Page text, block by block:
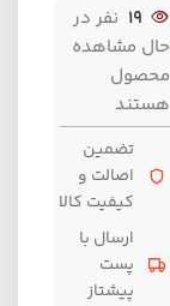
19 نفر در
حال مشاهده
محصول
هستند
تضمین
اصالت و
کیفیت کالا
ارسال با
پست
پیشتاز